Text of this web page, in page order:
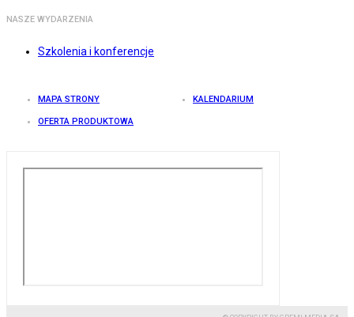
NASZE WYDARZENIA
Szkolenia i konferencje
MAPA STRONY KALENDARIUM
OFERTA PRODUKTOWA